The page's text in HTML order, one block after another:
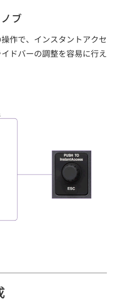
ブ
作で、インスタントアクセ
ドバーの調整を容易に行え